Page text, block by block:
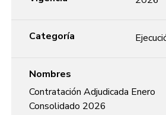
Categoría
Nombres
Contratación Adjudicada Enero
Consolidado 2026